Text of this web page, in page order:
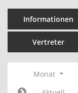
Informationen
Vertreter
Monat